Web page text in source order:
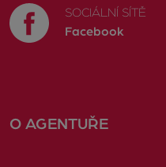
SOCIÁLNÍ SÍTĚ
Facebook
O AGENTUŘE